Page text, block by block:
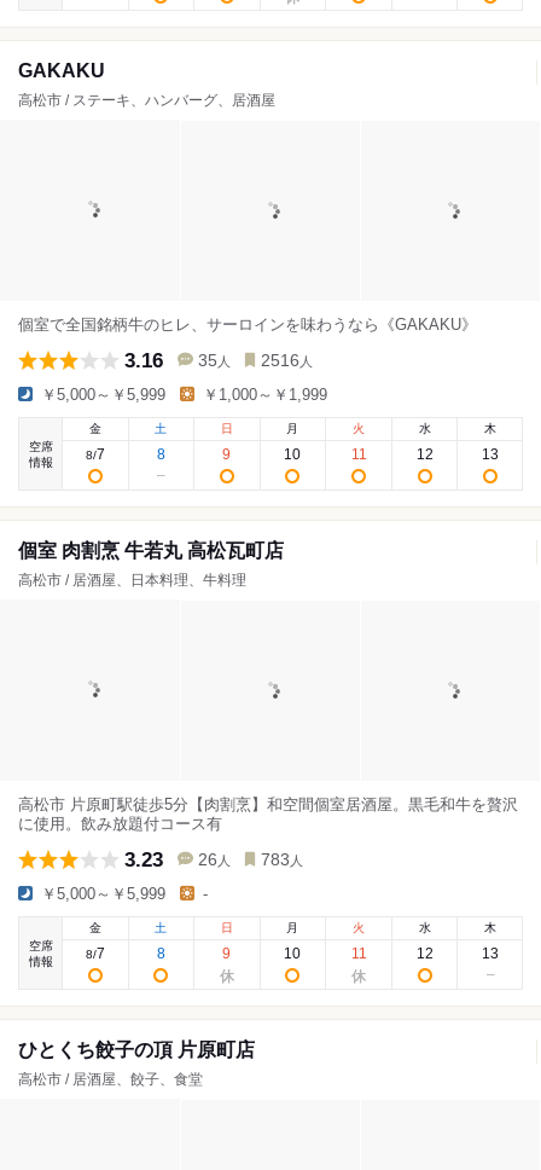
GAKAKU
高松市 / ステーキ、ハンバーグ、居酒屋
個室で全国銘柄牛のヒレ、サーロインを味わうなら《GAKAKU》
3.16 35 人 2516 人
￥5,000～￥5,999 ￥1,000～￥1,999
空席
情報
金
8/7
土
8
日
9
月
10
火
11
水
12
木
13
個室 肉割烹 牛若丸 高松瓦町店
高松市 / 居酒屋、日本料理、牛料理
高松市 片原町駅徒歩5分【肉割烹】和空間個室居酒屋。黒毛和牛を贅沢
に使用。飲み放題付コース有
3.23 26 人 783 人
￥5,000～￥5,999 -
空席
情報
金
8/7
土
8
日
9
月
10
火
11
水
12
木
13
ひとくち餃子の頂 片原町店
高松市 / 居酒屋、餃子、食堂